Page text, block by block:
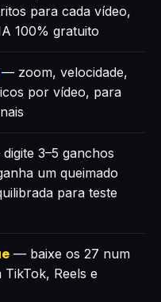
para cada vídeo,
100% gratuito
— zoom, velocidade,
por vídeo, para
3–5 ganchos
um queimado
para teste
— baixe os 27 num
Reels e